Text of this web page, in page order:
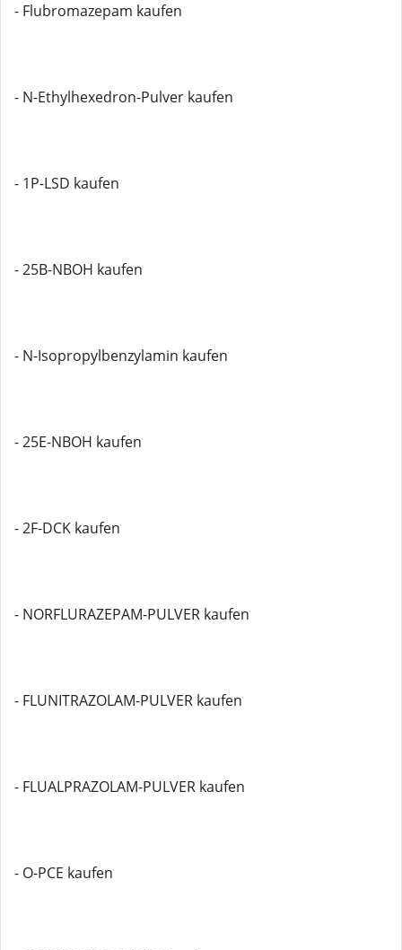
- Flubromazepam kaufen
- N-Ethylhexedron-Pulver kaufen
- 1P-LSD kaufen
- 25B-NBOH kaufen
- N-Isopropylbenzylamin kaufen
- 25E-NBOH kaufen
- 2F-DCK kaufen
- NORFLURAZEPAM-PULVER kaufen
- FLUNITRAZOLAM-PULVER kaufen
- FLUALPRAZOLAM-PULVER kaufen
- O-PCE kaufen